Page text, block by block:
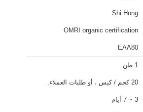
Shi Hong
OMRI organic certification
EAA80
1 طن
20 كجم / كيس ، أو طلبات العملاء.
3 ~ 7 أيام